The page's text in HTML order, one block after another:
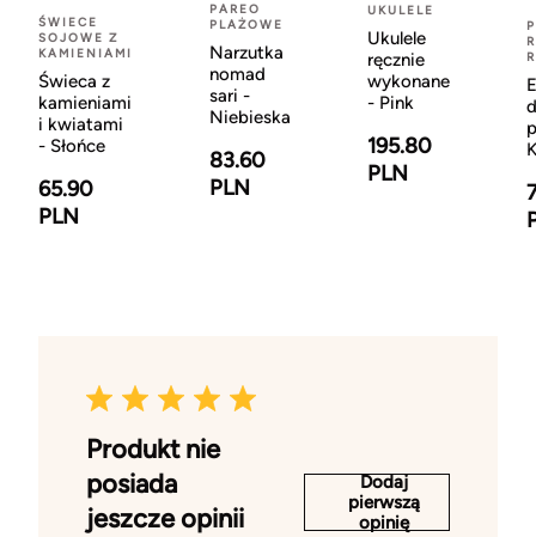
ŚWIECE
SOJOWE Z
KAMIENIAMI
Świeca z
kamieniami
i kwiatami
- Słońce
65.90
PLN
PAREO
PLAŻOWE
Narzutka
nomad
sari -
Niebieska
83.60
PLN
UKULELE
Ukulele
ręcznie
wykonane
- Pink
195.80
PLN
Produkt nie
posiada
jeszcze opinii
Dodaj
pierwszą
opinię